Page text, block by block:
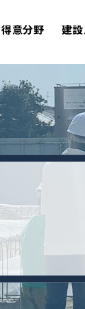
得意分野 建